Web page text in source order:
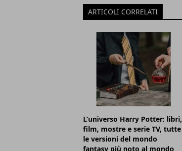
ARTICOLI CORRELATI
L’universo Harry Potter: libri,
film, mostre e serie TV, tutte
le versioni del mondo
fantasy più noto al mondo